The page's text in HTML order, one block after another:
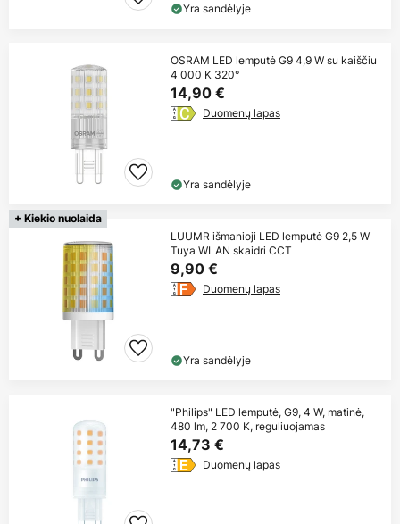
Yra sandėlyje
OSRAM LED lemputė G9 4,9 W su kaiščiu
4 000 K 320°
14,90 €
Duomenų lapas
Yra sandėlyje
+ Kiekio nuolaida
LUUMR išmanioji LED lemputė G9 2,5 W
Tuya WLAN skaidri CCT
9,90 €
Duomenų lapas
Yra sandėlyje
"Philips" LED lemputė, G9, 4 W, matinė,
480 lm, 2 700 K, reguliuojamas
14,73 €
Duomenų lapas